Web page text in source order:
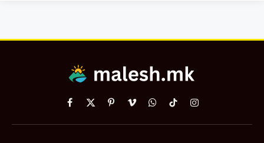
Facebook
X
PinterestVimeoWhatsApp
TikTokInstagram